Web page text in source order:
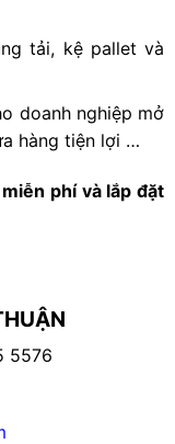
tải, kệ pallet và
doanh nghiệp mở
hàng tiện lợi …
phí và lắp đặt
5576